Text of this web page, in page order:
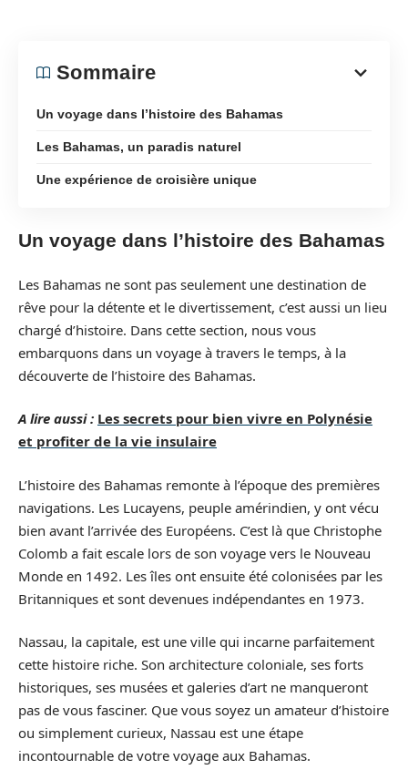
Sommaire
Un voyage dans l’histoire des Bahamas
Les Bahamas, un paradis naturel
Une expérience de croisière unique
Un voyage dans l’histoire des Bahamas
Les Bahamas ne sont pas seulement une destination de
rêve pour la détente et le divertissement, c’est aussi un lieu
chargé d’histoire. Dans cette section, nous vous
embarquons dans un voyage à travers le temps, à la
découverte de l’histoire des Bahamas.
A lire aussi : Les secrets pour bien vivre en Polynésie
et profiter de la vie insulaire
L’histoire des Bahamas remonte à l’époque des premières
navigations. Les Lucayens, peuple amérindien, y ont vécu
bien avant l’arrivée des Européens. C’est là que Christophe
Colomb a fait escale lors de son voyage vers le Nouveau
Monde en 1492. Les îles ont ensuite été colonisées par les
Britanniques et sont devenues indépendantes en 1973.
Nassau, la capitale, est une ville qui incarne parfaitement
cette histoire riche. Son architecture coloniale, ses forts
historiques, ses musées et galeries d’art ne manqueront
pas de vous fasciner. Que vous soyez un amateur d’histoire
ou simplement curieux, Nassau est une étape
incontournable de votre voyage aux Bahamas.